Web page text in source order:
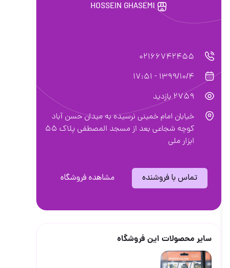
HOSSEIN GHASEMI
02166742455
1399/10/4 - 17:51
2759 بازدید
خیابان امام خمینی نرسیده به میدان حسن آباد
کوچه شجاعی بعد از مسجد المصطفی پلاک ۵۵
ابزار ملی
تماس با فروشنده مشاهده فروشگاه
سایر محصولات این فروشگاه